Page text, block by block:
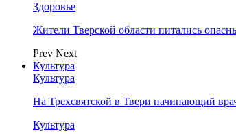
Здоровье
Жители Тверской области питались
Prev Next
Культура
Культура
На Трехсвятской в Твери начинающий
Культура